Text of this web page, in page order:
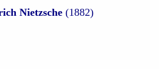
Nietzsche (1882)